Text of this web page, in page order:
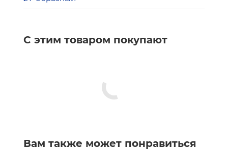
С этим товаром покупают
Вам также может понравиться